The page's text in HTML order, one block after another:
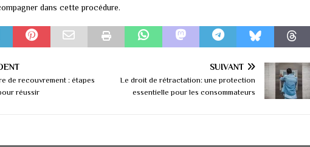
dans cette procédure.
de recouvrement : étapes
réussir
SUIVANT
Le droit de rétractation: une protection
essentielle pour les consommateurs